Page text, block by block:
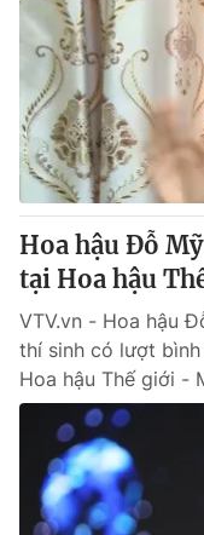
Hoa hậu Đỗ
tại Hoa hậu
VTV.vn - Hoa hậu
thí sinh có lượt
Hoa hậu Thế giới -